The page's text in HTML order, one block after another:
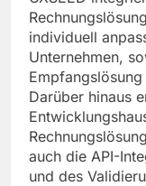
individuell
Unternehmen,
Darüber hinaus
auch die API-
und des